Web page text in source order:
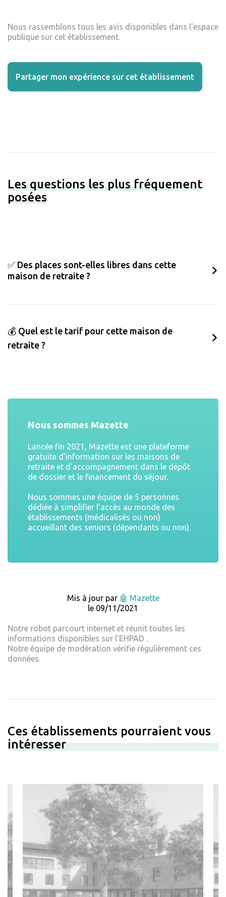
Nous rassemblons tous les avis disponibles dans l'espace
publique sur cet établissement.
Partager mon expérience sur cet établissement
Les questions les plus fréquement
posées
✅ Des places sont-elles libres dans cette
maison de retraite ?
💰 Quel est le tarif pour cette maison de
retraite ?
Nous sommes Mazette
Lancée fin 2021, Mazette est une plateforme
gratuite d'information sur les maisons de
retraite et d'accompagnement dans le dépôt
de dossier et le financement du séjour.
Nous sommes une équipe de 5 personnes
dédiée à simplifier l'accès au monde des
établissements (médicalisés ou non)
accueillant des seniors (dépendants ou non).
Mis à jour par 🤖 Mazette
le 09/11/2021
Notre robot parcourt internet et réunit toutes les
informations disponibles sur l'EHPAD .
Notre équipe de modération vérifie régulièrement ces
données.
Ces établissements pourraient vous
intéresser